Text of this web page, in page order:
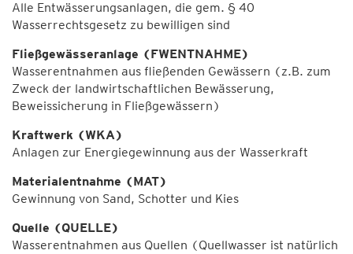
Alle Entwässerungsanlagen, die gem. § 40
Wasserrechtsgesetz zu bewilligen sind
Fließgewässeranlage (FWENTNAHME)
Wasserentnahmen aus fließenden Gewässern (z.B. zum
Zweck der landwirtschaftlichen Bewässerung,
Beweissicherung in Fließgewässern)
Kraftwerk (WKA)
Anlagen zur Energiegewinnung aus der Wasserkraft
Materialentnahme (MAT)
Gewinnung von Sand, Schotter und Kies
Quelle (QUELLE)
Wasserentnahmen aus Quellen (Quellwasser ist natürlich